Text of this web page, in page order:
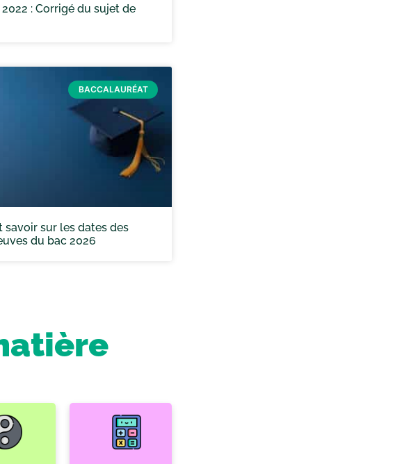
2022 : Corrigé du sujet de
BACCALAURÉAT
savoir sur les dates des
du bac 2026